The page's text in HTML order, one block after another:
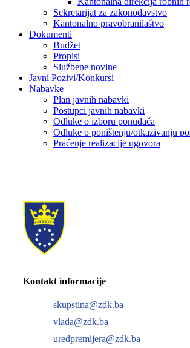
Sekretarijat za zakonodavstvo
Kantonalno pravobranilaštvo
Dokumenti
Budžet
Propisi
Službene novine
Javni Pozivi/Konkursi
Nabavke
Plan javnih nabavki
Postupci javnih nabavki
Odluke o izboru ponuđača
Odluke o poništenju/otkazivanju
Praćenje realizacije ugovora
Kontakt informacije
skupstina@zdk.ba
vlada@zdk.ba
uredpremijera@zdk.ba